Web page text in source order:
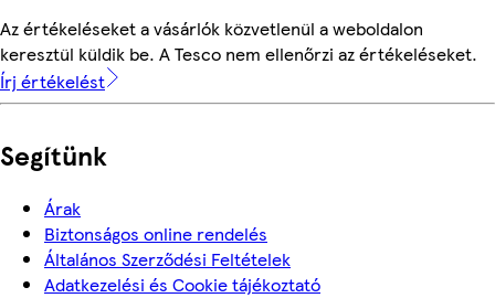
Az értékeléseket a vásárlók közvetlenül a weboldalon
keresztül küldik be. A Tesco nem ellenőrzi az értékeléseket.
Írj értékelést
Segítünk
Árak
Biztonságos online rendelés
Általános Szerződési Feltételek
Adatkezelési és Cookie tájékoztató